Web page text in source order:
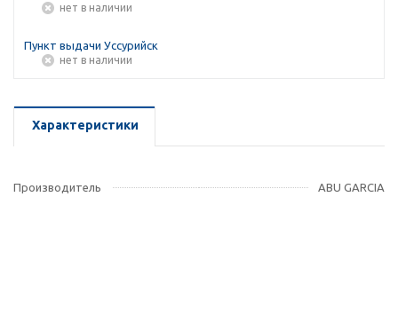
Нет в наличии
Пункт выдачи Уссурийск
Нет в наличии
Характеристики
Производитель ABU GARCIA